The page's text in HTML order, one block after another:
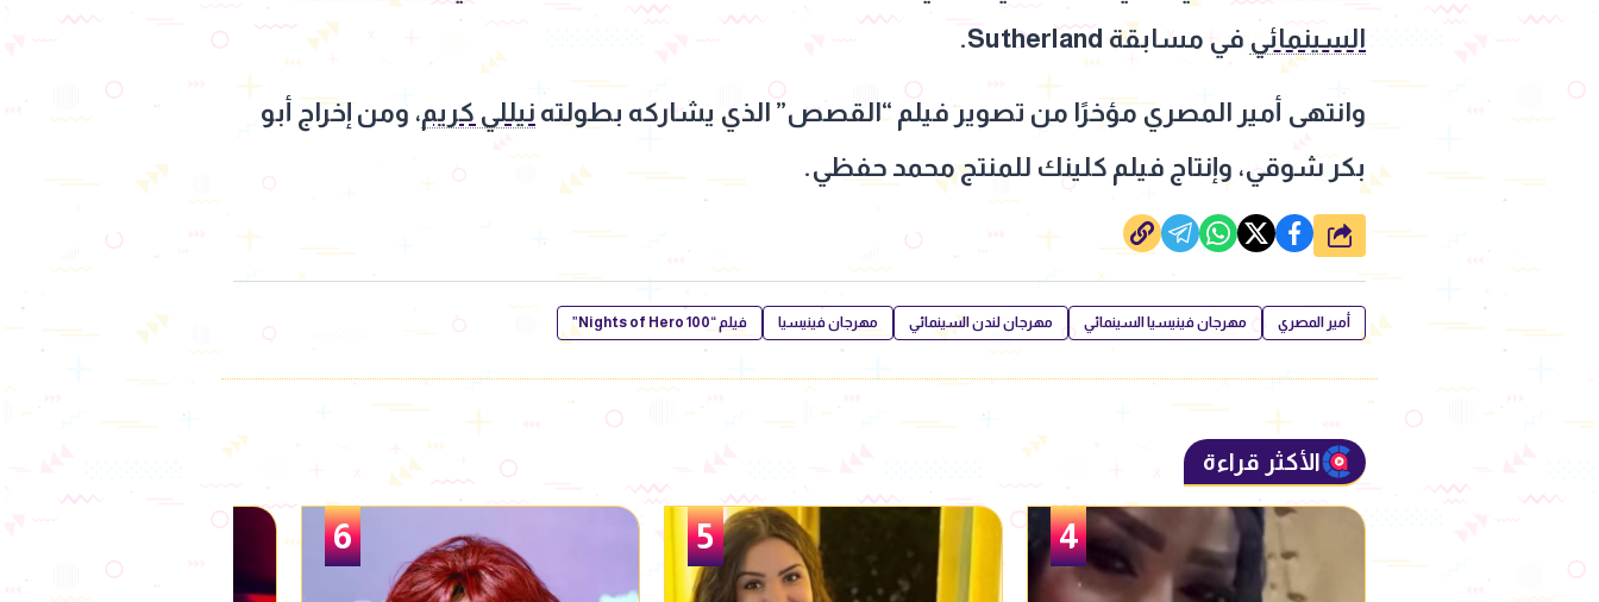
السينمائي في مسابقة Sutherland.
وانتهى أمير المصري مؤخرًا من تصوير فيلم “القصص” الذي يشاركه بطولته نيللي كريم، ومن إخراج أبو
بكر شوقي، وإنتاج فيلم كلينك للمنتج محمد حفظي.
شارك
أمير المصري مهرجان فينيسيا السينمائي مهرجان لندن السينمائي مهرجان فينيسيا فيلم “100 Nights of Hero”
الأكثر قراءة
5
6
1